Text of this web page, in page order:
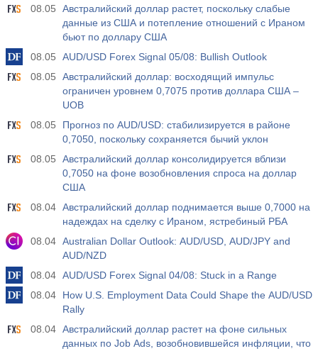
08.05
Австралийский доллар растет, поскольку слабые
данные из США и потепление отношений с Ираном
бьют по доллару США
08.05
AUD/USD Forex Signal 05/08: Bullish Outlook
08.05
Австралийский доллар: восходящий импульс
ограничен уровнем 0,7075 против доллара США –
UOB
08.05
Прогноз по AUD/USD: стабилизируется в районе
0,7050, поскольку сохраняется бычий уклон
08.05
Австралийский доллар консолидируется вблизи
0,7050 на фоне возобновления спроса на доллар
США
08.04 Австралийский доллар поднимается выше 0,7000 на
надеждах на сделку с Ираном, ястребиный РБА
08.04 Australian Dollar Outlook: AUD/USD, AUD/JPY and
AUD/NZD
08.04 AUD/USD Forex Signal 04/08: Stuck in a Range
08.04
How U.S. Employment Data Could Shape the AUD/USD
Rally
08.04 Австралийский доллар растет на фоне сильных
данных по Job Ads, возобновившейся инфляции, что